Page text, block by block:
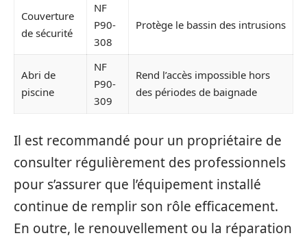
Couverture
de sécurité
NF
P90-
308
Protège le bassin des intrusions
Abri de
piscine
NF
P90-
309
Rend l’accès impossible hors
des périodes de baignade
Il est recommandé pour un propriétaire de
consulter régulièrement des professionnels
pour s’assurer que l’équipement installé
continue de remplir son rôle efficacement.
En outre, le renouvellement ou la réparation